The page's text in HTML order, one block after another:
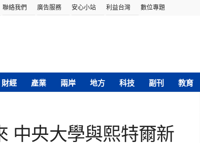
聯絡我們 廣告服務 安心小站 利益台灣 數位專題
財經 產業 兩岸 地方 科技 副刊 教育
中央大學與熙特爾新